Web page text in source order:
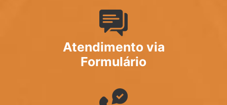
Atendimento via
Formulário